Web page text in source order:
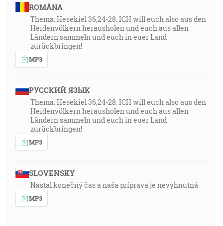
ROMÂNA
Thema: Hesekiel 36,24-28: ICH will euch also aus den
Heidenvölkern herausholen und euch aus allen
Ländern sammeln und euch in euer Land
zurückbringen!
MP3
РУССКИЙ ЯЗЫК
Thema: Hesekiel 36,24-28: ICH will euch also aus den
Heidenvölkern herausholen und euch aus allen
Ländern sammeln und euch in euer Land
zurückbringen!
MP3
SLOVENSKY
Nastal konečný čas a naša príprava je nevyhnutná
MP3